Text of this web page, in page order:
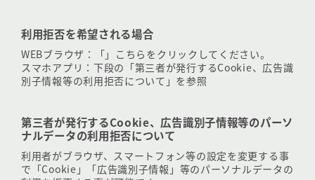
利用拒否を希望される場合
WEBブラウザ：「 」こちらをクリックしてください。
スマホアプリ：下段の「第三者が発行するCookie、広告識
別子情報等の利用拒否について」を参照
第三者が発行するCookie、広告識別子情報等のパーソ
ナルデータの利用拒否について
利用者がブラウザ、スマートフォン等の設定を変更する事
で「Cookie」「広告識別子情報」等のパーソナルデータの